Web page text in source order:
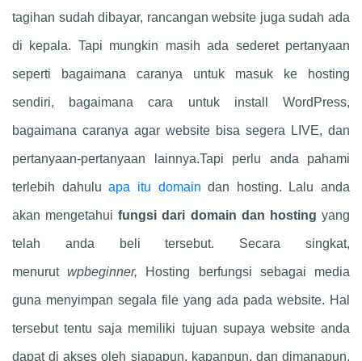
tagihan sudah dibayar, rancangan website juga sudah ada
di kepala. Tapi mungkin masih ada sederet pertanyaan
seperti bagaimana caranya untuk masuk ke hosting
sendiri, bagaimana cara untuk install WordPress,
bagaimana caranya agar website bisa segera LIVE, dan
pertanyaan-pertanyaan lainnya.Tapi perlu anda pahami
terlebih dahulu apa itu domain dan hosting. Lalu anda
akan mengetahuifungsi dari domain dan hosting yang
telah anda beli tersebut. Secara singkat,
menurutwpbeginner, Hosting berfungsi sebagai media
guna menyimpan segala file yang ada pada website. Hal
tersebut tentu saja memiliki tujuan supaya website anda
dapat di akses oleh siapapun, kapanpun, dan dimanapun.